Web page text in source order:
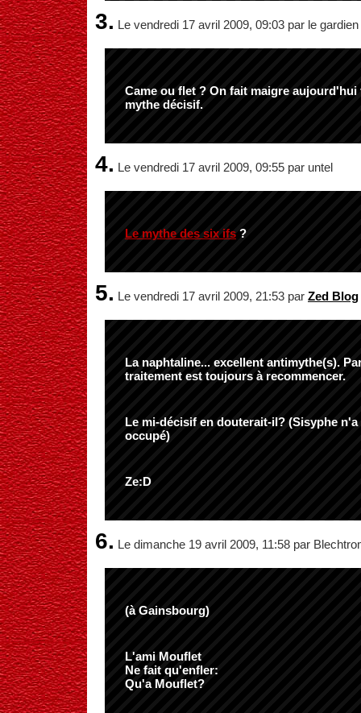
3. Le vendredi 17 avril 2009, 09:03 par le gardien
Came ou flet ? On fait maigre
mythe décisif.
4. Le vendredi 17 avril 2009, 09:55 par untel
Le mythe des six ifs ?
5. Le vendredi 17 avril 2009, 21:53 par Zed Blog
La naphtaline... excellent antimythe(s).
traitement est toujours à recommencer.
Le mi-décisif en douterait-il? (Sisyphe
occupé)
Ze:D
6. Le dimanche 19 avril 2009, 11:58 par
(à Gainsbourg)
L'ami Mouflet
Ne fait qu'enfler:
Qu'a Mouflet?